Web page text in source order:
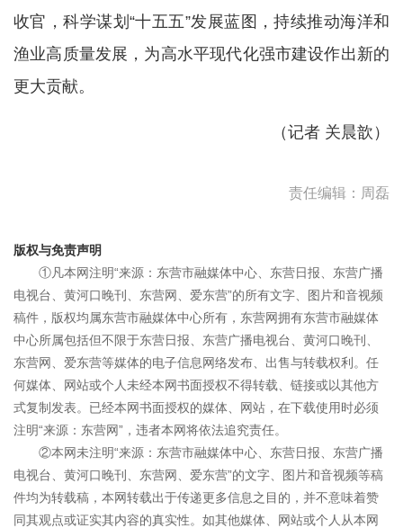
收官，科学谋划“十五五”发展蓝图，持续推动海洋和
渔业高质量发展，为高水平现代化强市建设作出新的
更大贡献。
（记者 关晨歆）
责任编辑：周磊
版权与免责声明
①凡本网注明“来源：东营市融媒体中心、东营日报、东营广播
电视台、黄河口晚刊、东营网、爱东营”的所有文字、图片和音视频
稿件，版权均属东营市融媒体中心所有，东营网拥有东营市融媒体
中心所属包括但不限于东营日报、东营广播电视台、黄河口晚刊、
东营网、爱东营等媒体的电子信息网络发布、出售与转载权利。任
何媒体、网站或个人未经本网书面授权不得转载、链接或以其他方
式复制发表。已经本网书面授权的媒体、网站，在下载使用时必须
注明“来源：东营网”，违者本网将依法追究责任。
②本网未注明“来源：东营市融媒体中心、东营日报、东营广播
电视台、黄河口晚刊、东营网、爱东营”的文字、图片和音视频等稿
件均为转载稿，本网转载出于传递更多信息之目的，并不意味着赞
同其观点或证实其内容的真实性。如其他媒体、网站或个人从本网